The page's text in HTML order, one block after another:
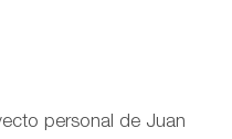
personal de Juan